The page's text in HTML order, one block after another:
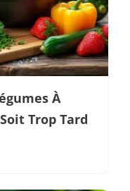
À
Trop Tard